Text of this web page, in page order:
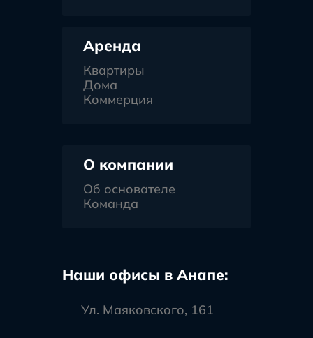
Аренда
Квартиры
Дома
Коммерция
О компании
Об основателе
Команда
Наши офисы в Анапе:
Ул. Маяковского, 161